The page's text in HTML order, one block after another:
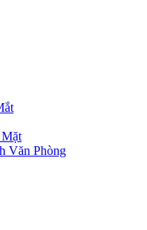
Văn Phòng